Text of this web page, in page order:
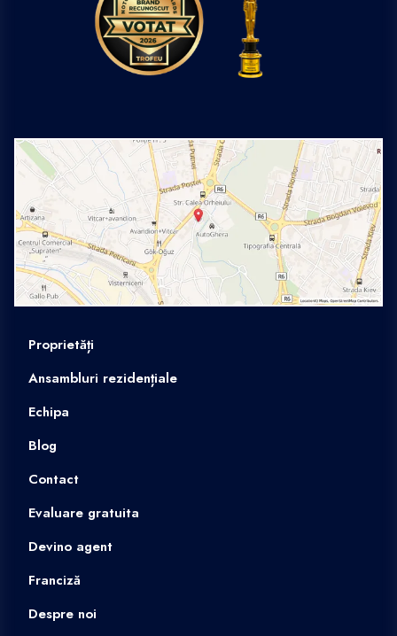
Proprietăți
Ansambluri rezidențiale
Echipa
Blog
Contact
Evaluare gratuita
Devino agent
Franciză
Despre noi